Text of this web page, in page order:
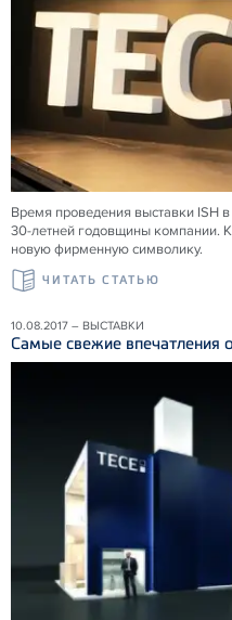
Время проведения выставки ISH
30-летней годовщины компании.
новую фирменную символику.
ЧИТАТЬ СТАТЬЮ
10.08.2017 – ВЫСТАВКИ
Самые свежие впечатления